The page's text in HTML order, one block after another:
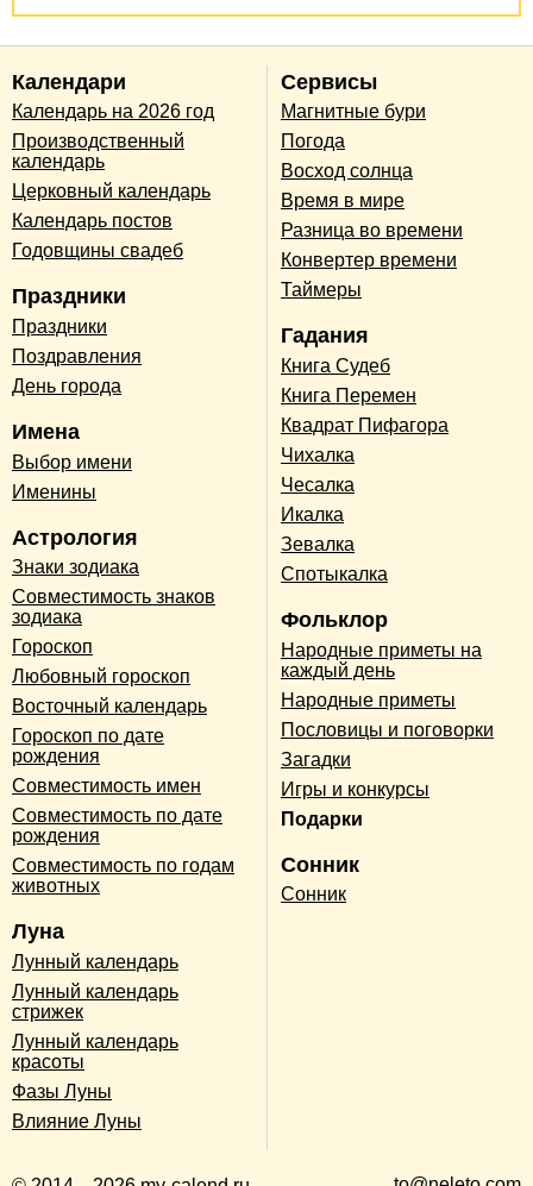
Календари
Календарь на 2026 год
Производственный
календарь
Церковный календарь
Календарь постов
Годовщины свадеб
Праздники
Праздники
Поздравления
День города
Имена
Выбор имени
Именины
Астрология
Знаки зодиака
Совместимость знаков
зодиака
Гороскоп
Любовный гороскоп
Восточный календарь
Гороскоп по дате
рождения
Совместимость имен
Совместимость по дате
рождения
Совместимость по годам
животных
Луна
Лунный календарь
Лунный календарь
стрижек
Лунный календарь
красоты
Фазы Луны
Влияние Луны
Сервисы
Магнитные бури
Погода
Восход солнца
Время в мире
Разница во времени
Конвертер времени
Таймеры
Гадания
Книга Судеб
Книга Перемен
Квадрат Пифагора
Чихалка
Чесалка
Икалка
Зевалка
Спотыкалка
Фольклор
Народные приметы на
каждый день
Народные приметы
Пословицы и поговорки
Загадки
Игры и конкурсы
Подарки
Сонник
Сонник